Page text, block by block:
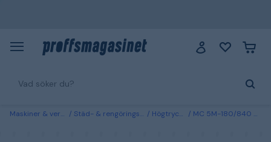
Maskiner & verktyg Städ- & rengöringsmaskiner Högtryckstvättar MC 5M-180/840 XT Nilfisk Högtryckstvätt